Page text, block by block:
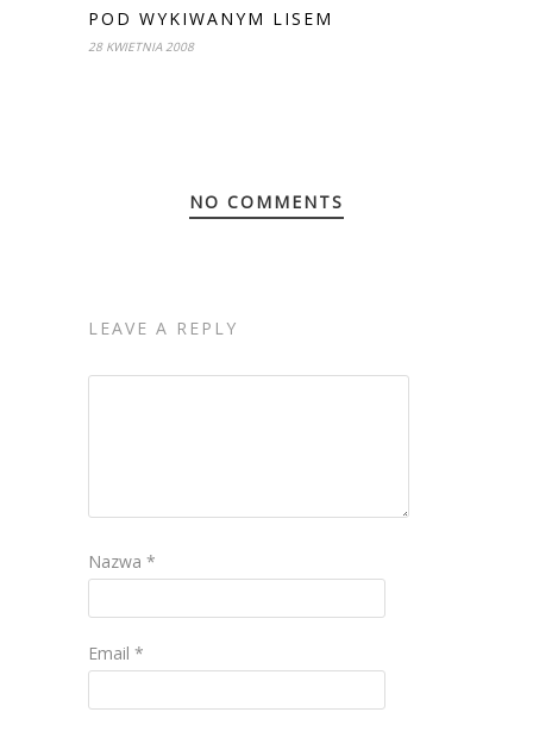
POD WYKIWANYM LISEM
28 KWIETNIA 2008
NO COMMENTS
LEAVE A REPLY
Nazwa *
Email *